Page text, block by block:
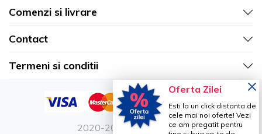
Comenzi si livrare
Contact
Termeni si conditii
2020-2026 Vetro Design
Oferta Zilei
Esti la un click distanta de
cele mai noi oferte! Vezi
ce am pregatit pentru